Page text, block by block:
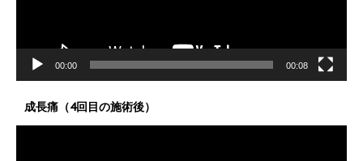
00:00 00:08
成長痛（4回目の施術後）